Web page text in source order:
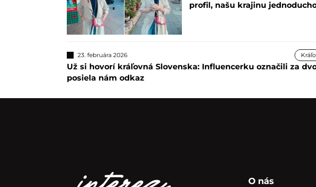
profil, našu krajinu
23. februára 2026
Už si hovorí kráľovná Slovenska: Influencerku označili za
posiela nám odkaz
O nás